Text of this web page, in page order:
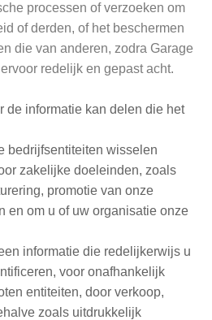
processen of verzoeken om
of derden, of het beschermen
die van anderen, zodra Garage
redelijk en gepast acht.
de informatie kan delen die het
bedrijfsentiteiten wisselen
zakelijke doeleinden, zoals
promotie van onze
en om u of uw organisatie onze
informatie die redelijkerwijs u
voor onafhankelijk
entiteiten, door verkoop,
zoals uitdrukkelijk